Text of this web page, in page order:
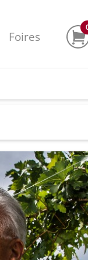
Foires